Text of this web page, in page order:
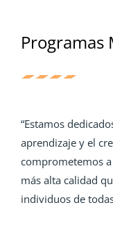
Programas
“Estamos
aprendizaje y el
comprometemos
más alta calidad
individuos de